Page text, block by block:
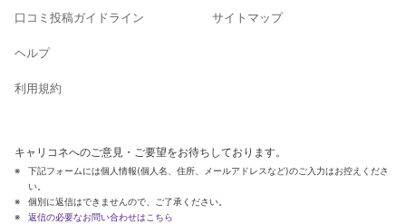
口コミ投稿ガイドライン
ヘルプ
利用規約
サイトマップ
キャリコネへのご意見・ご要望をお待ちしております。
下記フォームには個人情報(個人名、住所、メールアドレスなど)のご入力はお控えくださ
い。
個別に返信はできませんので、ご了承ください。
返信の必要なお問い合わせはこちら